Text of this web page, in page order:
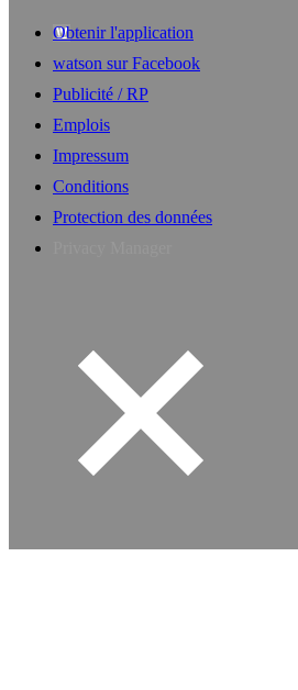
Obtenir l'application
watson sur Facebook
Publicité / RP
Emplois
Impressum
Conditions
Protection des données